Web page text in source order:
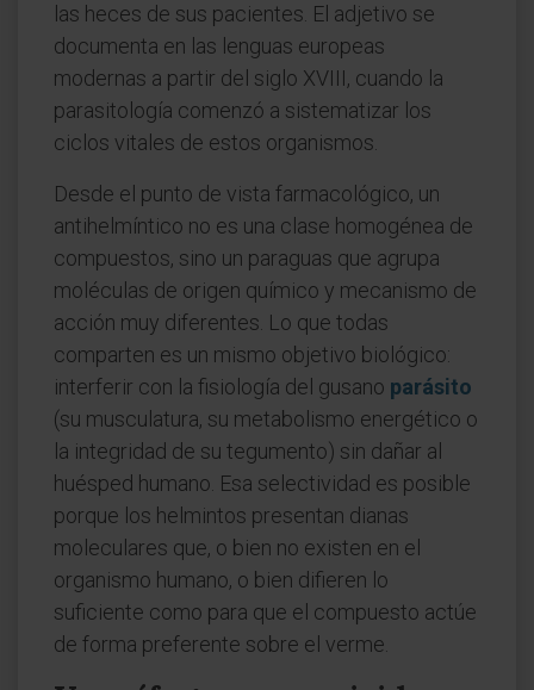
las heces de sus pacientes. El adjetivo se
documenta en las lenguas europeas
modernas a partir del siglo XVIII, cuando la
parasitología comenzó a sistematizar los
ciclos vitales de estos organismos.
Desde el punto de vista farmacológico, un
antihelmíntico no es una clase homogénea de
compuestos, sino un paraguas que agrupa
moléculas de origen químico y mecanismo de
acción muy diferentes. Lo que todas
comparten es un mismo objetivo biológico:
interferir con la fisiología del gusano parásito
(su musculatura, su metabolismo energético o
la integridad de su tegumento) sin dañar al
huésped humano. Esa selectividad es posible
porque los helmintos presentan dianas
moleculares que, o bien no existen en el
organismo humano, o bien difieren lo
suficiente como para que el compuesto actúe
de forma preferente sobre el verme.